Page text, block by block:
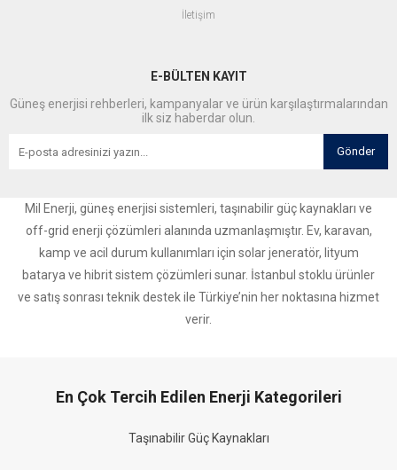
İletişim
E-BÜLTEN KAYIT
Güneş enerjisi rehberleri, kampanyalar ve ürün karşılaştırmalarından
ilk siz haberdar olun.
Gönder
Mil Enerji, güneş enerjisi sistemleri, taşınabilir güç kaynakları ve
off-grid enerji çözümleri alanında uzmanlaşmıştır. Ev, karavan,
kamp ve acil durum kullanımları için solar jeneratör, lityum
batarya ve hibrit sistem çözümleri sunar. İstanbul stoklu ürünler
ve satış sonrası teknik destek ile Türkiye’nin her noktasına hizmet
verir.
En Çok Tercih Edilen Enerji Kategorileri
Taşınabilir Güç Kaynakları